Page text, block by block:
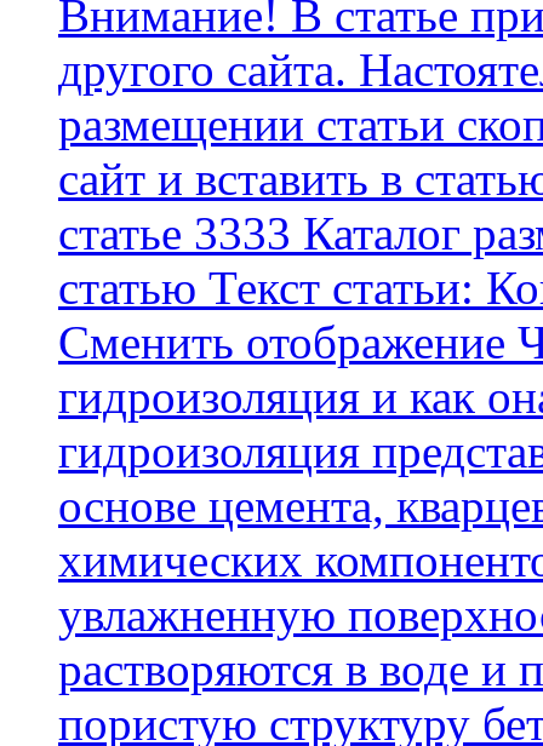
Внимание! В статье
другого сайта.
размещении статьи
сайт и вставить в
статье 3333 Каталог
статью Текст статьи:
Cменить отображение
гидроизоляция и как
гидроизоляция
основе цемента,
химических
увлажненную
растворяются в воде и
пористую структуру